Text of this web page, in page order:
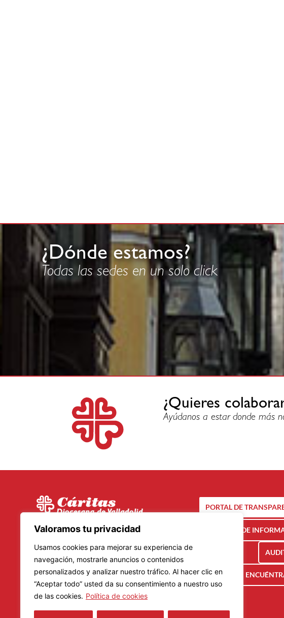
Valoramos tu privacidad
Usamos cookies para mejorar su experiencia de
navegación, mostrarle anuncios o contenidos
personalizados y analizar nuestro tráfico. Al hacer clic en
“Aceptar todo” usted da su consentimiento a nuestro uso
de las cookies. Política de cookies
¿Dónde estamos?
Todas las sedes en un solo click
¿Quieres
Ayúdanos a estar donde más
47002 – Valladolid
Teléfono: 983 20 23 01
Lunes a Viernes
Mañanas: De 9.00 a 14.00 horas
Tardes: De 16.00 a 19.00 horas
PORTAL DE
CANAL DE